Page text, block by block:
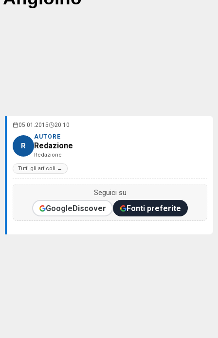
05.01.2015 20:10
R
AUTORE
Redazione
Redazione
Tutti gli articoli →
Seguici su
GoogleDiscover Fonti preferite